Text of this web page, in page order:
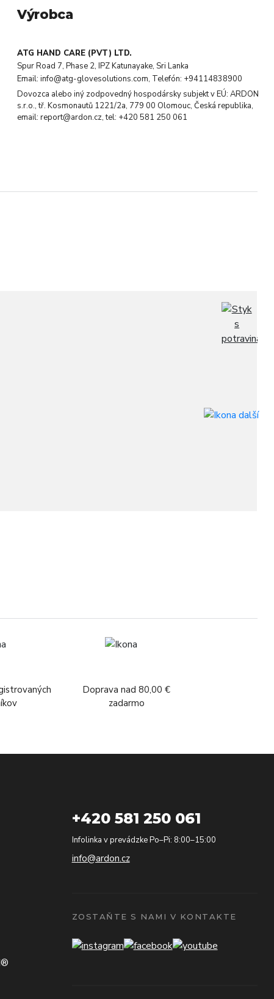
Výrobca
ATG HAND CARE (PVT) LTD.
Spur Road 7, Phase 2, IPZ Katunayake, Sri Lanka
Email: info@atg-glovesolutions.com, Telefón: +94114838900
Dovozca alebo iný zodpovedný hospodársky subjekt v EÚ: ARDON
s.r.o., tř. Kosmonautů 1221/2a, 779 00 Olomouc, Česká republika,
email: report@ardon.cz, tel: +420 581 250 061
Doprava nad 80,00 €
zadarmo
+420 581 250 061
Infolinka v prevádzke Po–Pi: 8:00–15:00
info@ardon.cz
ZOSTAŇTE S NAMI V KONTAKTE